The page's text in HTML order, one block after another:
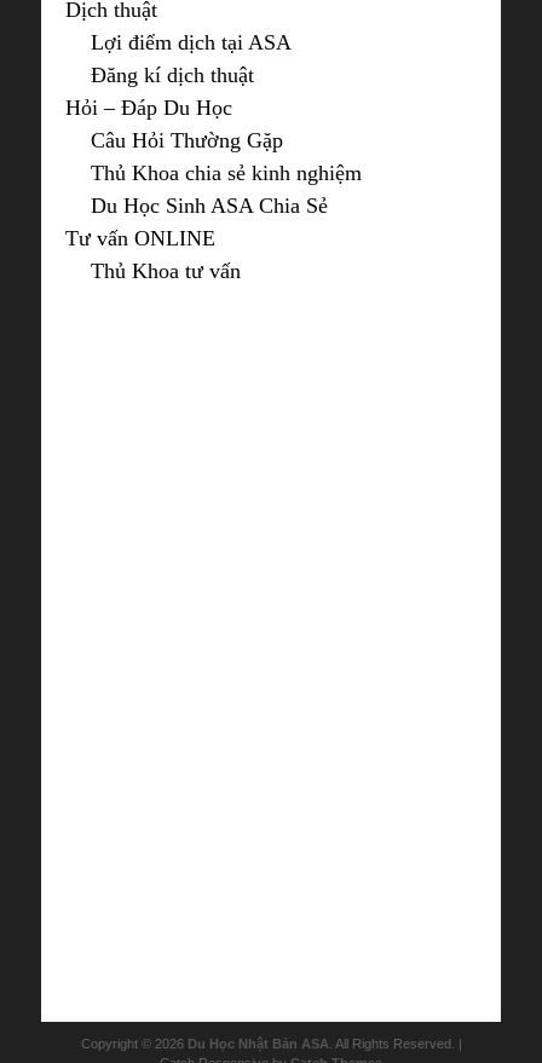
Dịch thuật
Lợi điểm dịch tại ASA
Đăng kí dịch thuật
Hỏi – Đáp Du Học
Câu Hỏi Thường Gặp
Thủ Khoa chia sẻ kinh nghiệm
Du Học Sinh ASA Chia Sẻ
Tư vấn ONLINE
Thủ Khoa tư vấn
Copyright © 2026 Du Học Nhật Bản ASA . All Rights Reserved. |